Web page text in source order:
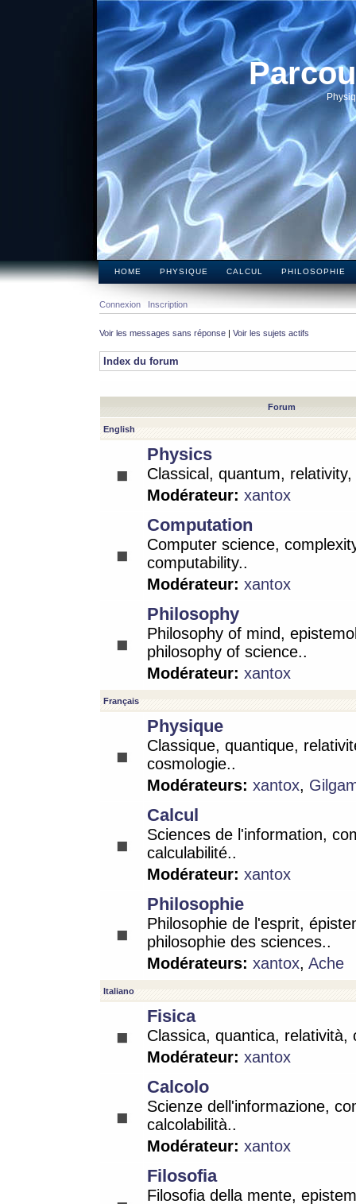
HOME PHYSIQUE CALCUL PHILOSOPHIE
Connexion Inscription
Voir les messages sans réponse | Voir les sujets actifs
Index du forum
Forum
English
Physics
Classical, quantum,
Modérateur: xantox
Computation
Computer science,
computability..
Modérateur: xantox
Philosophy
Philosophy of mind,
philosophy of science..
Modérateur: xantox
Français
Physique
Classique, quantique,
cosmologie..
Modérateurs: xantox,
Calcul
Sciences de l'information,
calculabilité..
Modérateur: xantox
Philosophie
Philosophie de l'esprit,
philosophie des sciences..
Modérateurs: xantox, Ache
Italiano
Fisica
Classica, quantica, relatività,
Modérateur: xantox
Calcolo
Scienze dell'informazione,
calcolabilità..
Modérateur: xantox
Filosofia
Filosofia della mente,